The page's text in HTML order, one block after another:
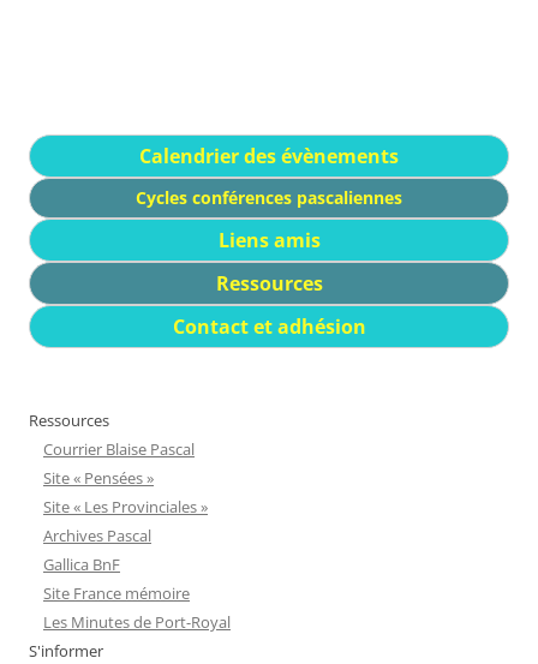
Calendrier des évènements
Cycles conférences pascaliennes
Liens amis
Ressources
Contact et adhésion
Ressources
Courrier Blaise Pascal
Site « Pensées »
Site « Les Provinciales »
Archives Pascal
Gallica BnF
Site France mémoire
Les Minutes de Port-Royal
S'informer